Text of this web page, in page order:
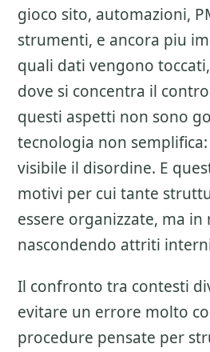
gioco sito, automazioni,
strumenti, e ancora piu
quali dati vengono
dove si concentra il
questi aspetti non sono
tecnologia non
visibile il disordine. E
motivi per cui tante
essere organizzate, ma
nascondendo attriti
Il confronto tra contesti
evitare un errore molto
procedure pensate per